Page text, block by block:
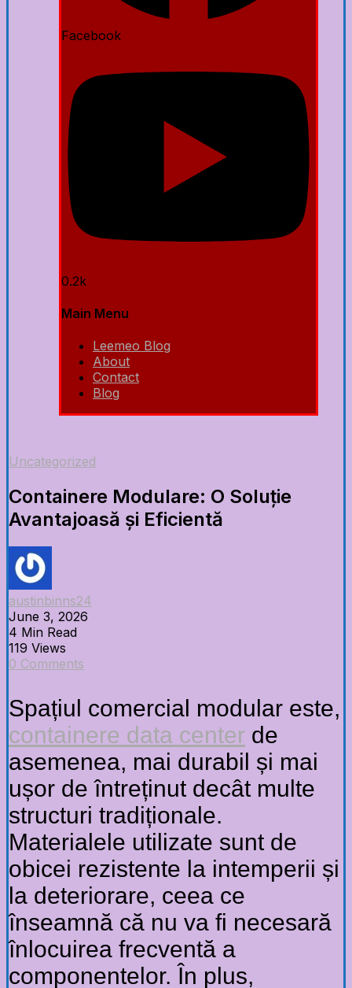
Facebook
0.2k
Main Menu
Leemeo Blog
About
Contact
Blog
Uncategorized
Containere Modulare: O Soluție
Avantajoasă și Eficientă
austinbinns24
June 3, 2026
4 Min Read
119 Views
0 Comments
Spațiul comercial modular este,
containere data center de
asemenea, mai durabil și mai
ușor de întreținut decât multe
structuri tradiționale.
Materialele utilizate sunt de
obicei rezistente la intemperii și
la deteriorare, ceea ce
înseamnă că nu va fi necesară
înlocuirea frecventă a
componentelor. În plus,